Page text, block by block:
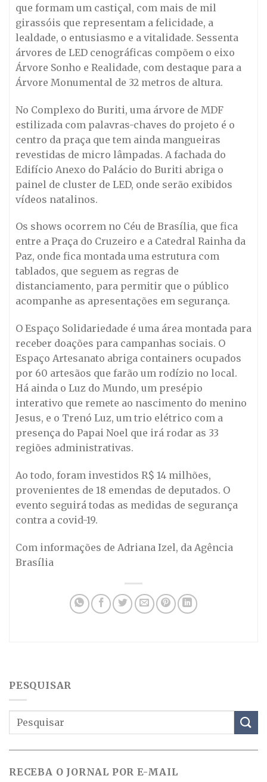
que formam um castiçal, com mais de mil
girassóis que representam a felicidade, a
lealdade, o entusiasmo e a vitalidade. Sessenta
árvores de LED cenográficas compõem o eixo
Árvore Sonho e Realidade, com destaque para a
Árvore Monumental de 32 metros de altura.
No Complexo do Buriti, uma árvore de MDF
estilizada com palavras-chaves do projeto é o
centro da praça que tem ainda mangueiras
revestidas de micro lâmpadas. A fachada do
Edifício Anexo do Palácio do Buriti abriga o
painel de cluster de LED, onde serão exibidos
vídeos natalinos.
Os shows ocorrem no Céu de Brasília, que fica
entre a Praça do Cruzeiro e a Catedral Rainha da
Paz, onde fica montada uma estrutura com
tablados, que seguem as regras de
distanciamento, para permitir que o público
acompanhe as apresentações em segurança.
O Espaço Solidariedade é uma área montada para
receber doações para campanhas sociais. O
Espaço Artesanato abriga containers ocupados
por 60 artesãos que farão um rodízio no local.
Há ainda o Luz do Mundo, um presépio
interativo que remete ao nascimento do menino
Jesus, e o Trenó Luz, um trio elétrico com a
presença do Papai Noel que irá rodar as 33
regiões administrativas.
Ao todo, foram investidos R$ 14 milhões,
provenientes de 18 emendas de deputados. O
evento seguirá todas as medidas de segurança
contra a covid-19.
Com informações de Adriana Izel, da Agência
Brasília
PESQUISAR
RECEBA O JORNAL POR E-MAIL